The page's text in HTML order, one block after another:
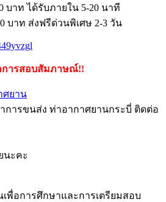
บาท ได้รับภายใน 5-20 นาที
บาท ส่งฟรีด่วนพิเศษ 2-3 วัน
การสอบสัมภาษณ์!!
ศยาน
การขนส่ง ท่าอากาศยานกระบี่ ติดต่อ
นะคะ
พื่อการศึกษาและการเตรียมสอบ